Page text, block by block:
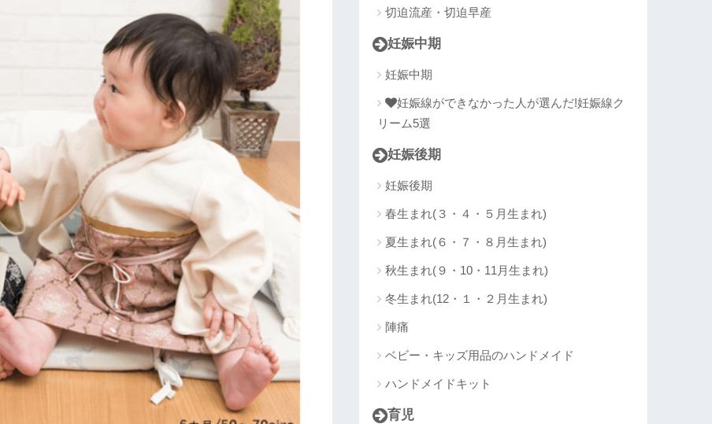
切迫流産・切迫早産
妊娠中期
妊娠中期
妊娠線ができなかった人が選んだ!妊娠線ク
リーム5選
妊娠後期
妊娠後期
春生まれ(３・４・５月生まれ)
夏生まれ(６・７・８月生まれ)
秋生まれ(９・10・11月生まれ)
冬生まれ(12・１・２月生まれ)
陣痛
ベビー・キッズ用品のハンドメイド
ハンドメイドキット
育児